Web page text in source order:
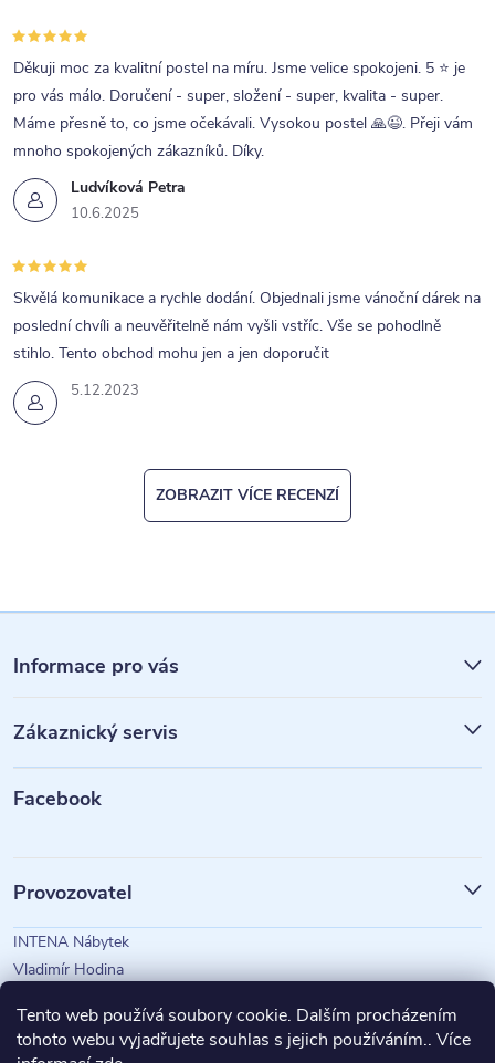
Tento web používá soubory cookie. Dalším procházením
tohoto webu vyjadřujete souhlas s jejich používáním.. Více
Ludvíková Petra
10.6.2025
Děkuji moc za kvalitní postel na míru. Jsme velice spokojeni. 5 ⭐ je
pro vás málo. Doručení - super, složení - super, kvalita - super.
Máme přesně to, co jsme očekávali. Vysokou postel 🙏😉. Přeji vám
mnoho spokojených zákazníků. Díky.
5.12.2023
Skvělá komunikace a rychle dodání. Objednali jsme vánoční dárek na
poslední chvíli a neuvěřitelně nám vyšli vstříc. Vše se pohodlně
stihlo. Tento obchod mohu jen a jen doporučit
ZOBRAZIT VÍCE RECENZÍ
á
p
a
Informace pro vás
Zákaznický servis
Facebook
Provozovatel
INTENA Nábytek
Vladimír Hodina